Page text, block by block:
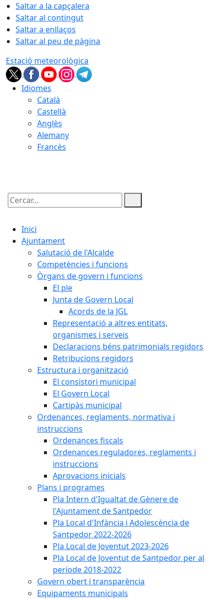
Saltar a la capçalera
Saltar al contingut
Saltar a enllaços
Saltar al peu de pàgina
Estació meteorològica
Idiomes
Català
Castellà
Anglès
Alemany
Francès
Cercar:
Inici
Ajuntament
Salutació de l'Alcalde
Competències i funcions
Òrgans de govern i funcions
El ple
Junta de Govern Local
Acords de la JGL
Representació a altres entitats,
organismes i serveis
Declaracions béns patrimonials regidors
Retribucions regidors
Estructura i organització
El consistori municipal
El Govern Local
Cartipàs municipal
Ordenances, reglaments, normativa i
instruccions
Ordenances fiscals
Ordenances reguladores, reglaments i
instruccions
Aprovacions inicials
Plans i programes
Pla Intern d'Igualtat de Gènere de
l'Ajuntament de Santpedor
Pla Local d'Infància i Adolescència de
Santpedor 2022-2026
Pla Local de Joventut 2023-2026
Pla Local de Joventut de Santpedor per al
període 2018-2022
Govern obert i transparència
Equipaments municipals